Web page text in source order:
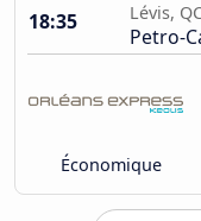
18:35
Lévis,
Petro-
Économique